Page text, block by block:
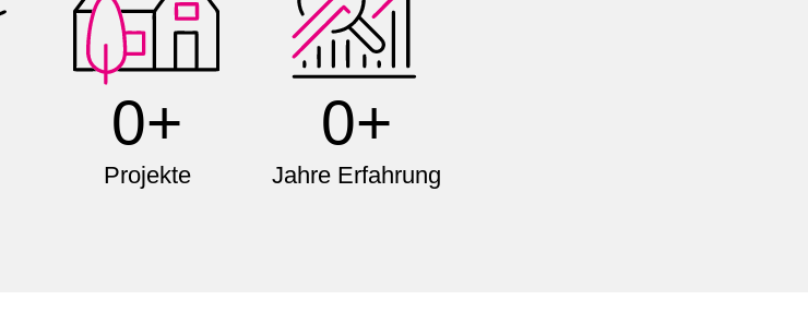
0+
Projekte
0+
Jahre Erfahrung